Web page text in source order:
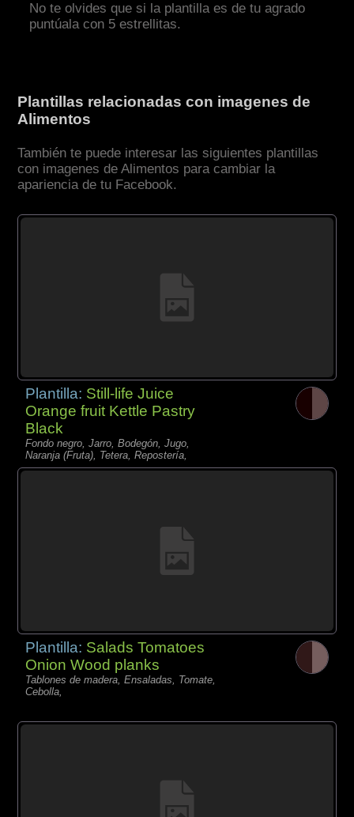
No te olvides que si la plantilla es de tu agrado
puntúala con 5 estrellitas.
Plantillas relacionadas con imagenes de
Alimentos
También te puede interesar las siguientes plantillas
con imagenes de Alimentos para cambiar la
apariencia de tu Facebook.
Plantilla: Still-life Juice
Orange fruit Kettle Pastry
Black
Fondo negro, Jarro, Bodegón, Jugo,
Naranja (Fruta), Tetera, Repostería,
Plantilla: Salads Tomatoes
Onion Wood planks
Tablones de madera, Ensaladas, Tomate,
Cebolla,